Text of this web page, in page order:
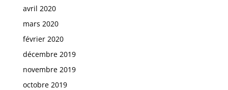
avril 2020
mars 2020
février 2020
décembre 2019
novembre 2019
octobre 2019